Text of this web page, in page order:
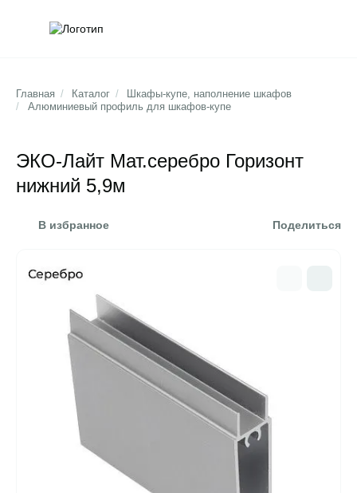
Главная / Каталог /
Шкафы-купе, наполнение шкафов
/
Алюминиевый профиль для шкафов-купе
ЭКО-Лайт Мат.cеребро Горизонт
нижний 5,9м
В избранное Поделиться